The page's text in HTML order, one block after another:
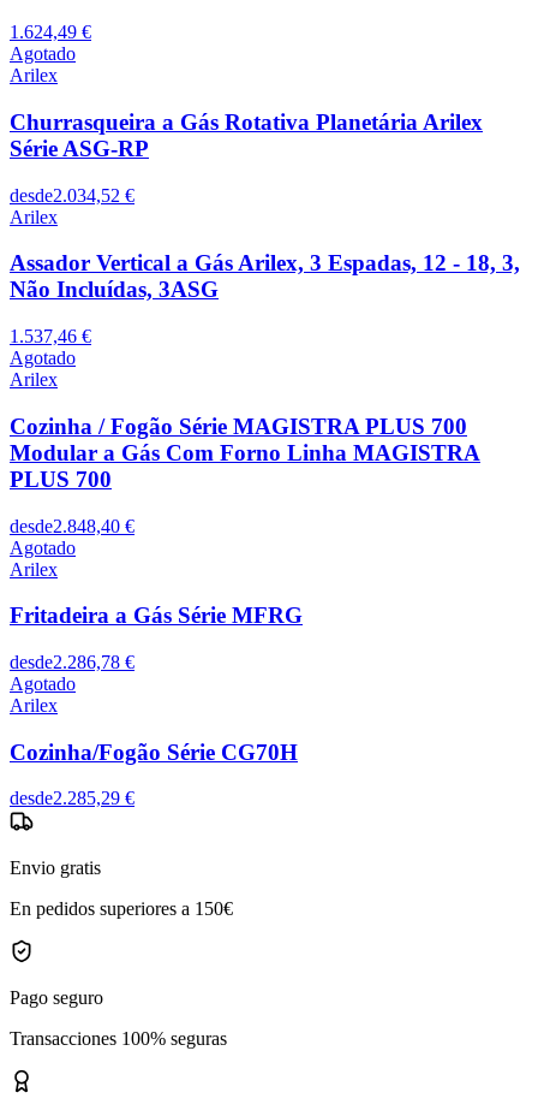
1.624,49 €
Agotado
Arilex
Churrasqueira a Gás Rotativa Planetária Arilex
Série ASG-RP
desde2.034,52 €
Arilex
Assador Vertical a Gás Arilex, 3 Espadas, 12 - 18, 3,
Não Incluídas, 3ASG
1.537,46 €
Agotado
Arilex
Cozinha / Fogão Série MAGISTRA PLUS 700
Modular a Gás Com Forno Linha MAGISTRA
PLUS 700
desde2.848,40 €
Agotado
Arilex
Fritadeira a Gás Série MFRG
desde2.286,78 €
Agotado
Arilex
Cozinha/Fogão Série CG70H
desde2.285,29 €
Envio gratis
En pedidos superiores a 150€
Pago seguro
Transacciones 100% seguras